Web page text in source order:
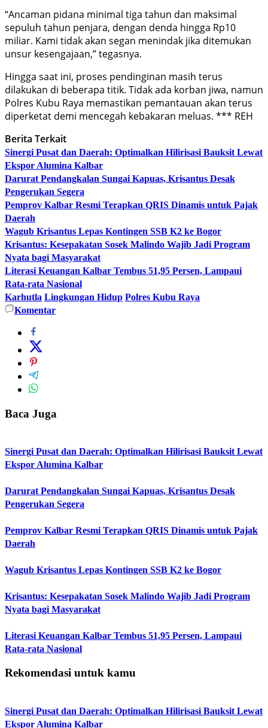
“Ancaman pidana minimal tiga tahun dan maksimal
sepuluh tahun penjara, dengan denda hingga Rp10
miliar. Kami tidak akan segan menindak jika ditemukan
unsur kesengajaan,” tegasnya.
Hingga saat ini, proses pendinginan masih terus
dilakukan di beberapa titik. Tidak ada korban jiwa, namun
Polres Kubu Raya memastikan pemantauan akan terus
diperketat demi mencegah kebakaran meluas. *** REH
Berita Terkait
Sinergi Pusat dan Daerah: Optimalkan Hilirisasi Bauksit Lewat
Ekspor Alumina Kalbar
Darurat Pendangkalan Sungai Kapuas, Krisantus Desak
Pengerukan Segera
Pemprov Kalbar Resmi Terapkan QRIS Dinamis untuk Pajak
Daerah
Wagub Krisantus Lepas Kontingen SSB K2 ke Bogor
Krisantus: Kesepakatan Sosek Malindo Wajib Jadi Program
Nyata bagi Masyarakat
Literasi Keuangan Kalbar Tembus 51,95 Persen, Lampaui
Rata-rata Nasional
Karhutla Lingkungan Hidup Polres Kubu Raya
Komentar
Baca Juga
Sinergi Pusat dan Daerah: Optimalkan Hilirisasi Bauksit Lewat
Ekspor Alumina Kalbar
Darurat Pendangkalan Sungai Kapuas, Krisantus Desak
Pengerukan Segera
Pemprov Kalbar Resmi Terapkan QRIS Dinamis untuk Pajak
Daerah
Wagub Krisantus Lepas Kontingen SSB K2 ke Bogor
Krisantus: Kesepakatan Sosek Malindo Wajib Jadi Program
Nyata bagi Masyarakat
Literasi Keuangan Kalbar Tembus 51,95 Persen, Lampaui
Rata-rata Nasional
Rekomendasi untuk kamu
Sinergi Pusat dan Daerah: Optimalkan Hilirisasi Bauksit Lewat
Ekspor Alumina Kalbar